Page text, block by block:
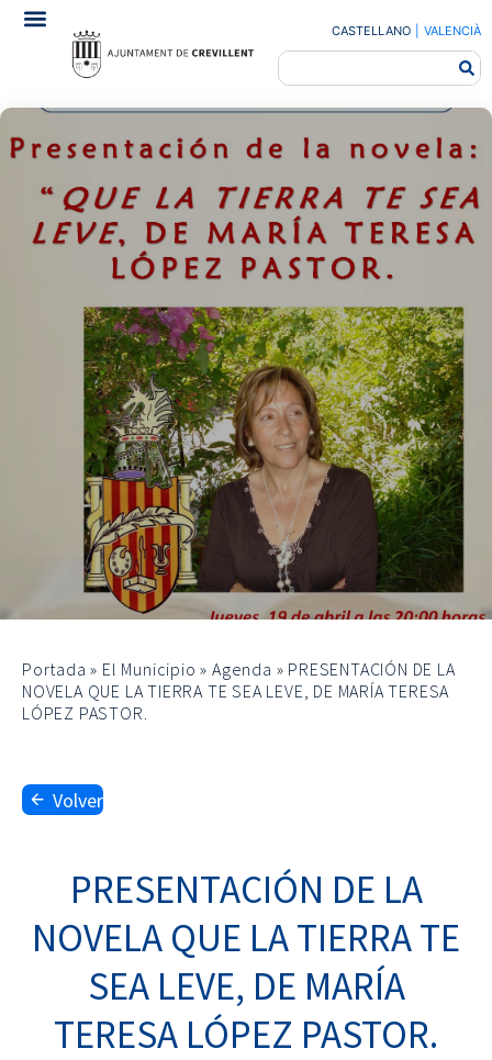
CASTELLANO VALENCIÀ
Portada » El Municipio »Agenda » PRESENTACIÓN DE LA
NOVELA QUE LA TIERRA TE SEA LEVE, DE MARÍA TERESA
LÓPEZ PASTOR.
Volver
PRESENTACIÓN DE LA
NOVELA QUE LA TIERRA TE
SEA LEVE, DE MARÍA
TERESA LÓPEZ PASTOR.